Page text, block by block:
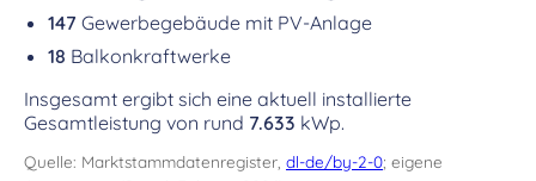
147 Gewerbegebäude mit PV-Anlage
18 Balkonkraftwerke
Insgesamt ergibt sich eine aktuell installierte
Gesamtleistung von rund 7.633 kWp.
Quelle: Marktstammdatenregister, dl-de/by-2-0; eigene